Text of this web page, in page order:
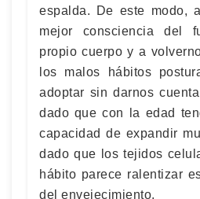
espalda. De este modo,
mejor consciencia del
propio cuerpo y a
los malos hábitos
adoptar sin darnos
dado que con la edad
capacidad de expandir
dado que los tejidos
hábito parece ralentizar
del envejecimiento.